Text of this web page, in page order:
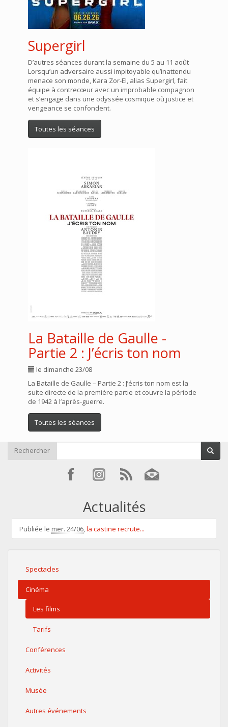
Supergirl
D’autres séances durant la semaine du 5 au 11 août
Lorsqu’un adversaire aussi impitoyable qu’inattendu
menace son monde, Kara Zor-El, alias Supergirl, fait
équipe à contrecœur avec un improbable compagnon
et s’engage dans une odyssée cosmique où justice et
vengeance se confondent.
Toutes les séances
La Bataille de Gaulle -
Partie 2 : J’écris ton nom
le dimanche 23/08
La Bataille de Gaulle – Partie 2 : J’écris ton nom est la
suite directe de la première partie et couvre la période
de 1942 à l’après-guerre.
Toutes les séances
Rechercher
Actualités
Publiée le mer. 24/06,la castine recrute...
Spectacles
Cinéma
Les films
Tarifs
Conférences
Activités
Musée
Autres événements